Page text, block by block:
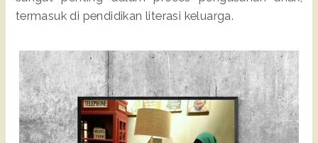
termasuk di pendidikan literasi keluarga.